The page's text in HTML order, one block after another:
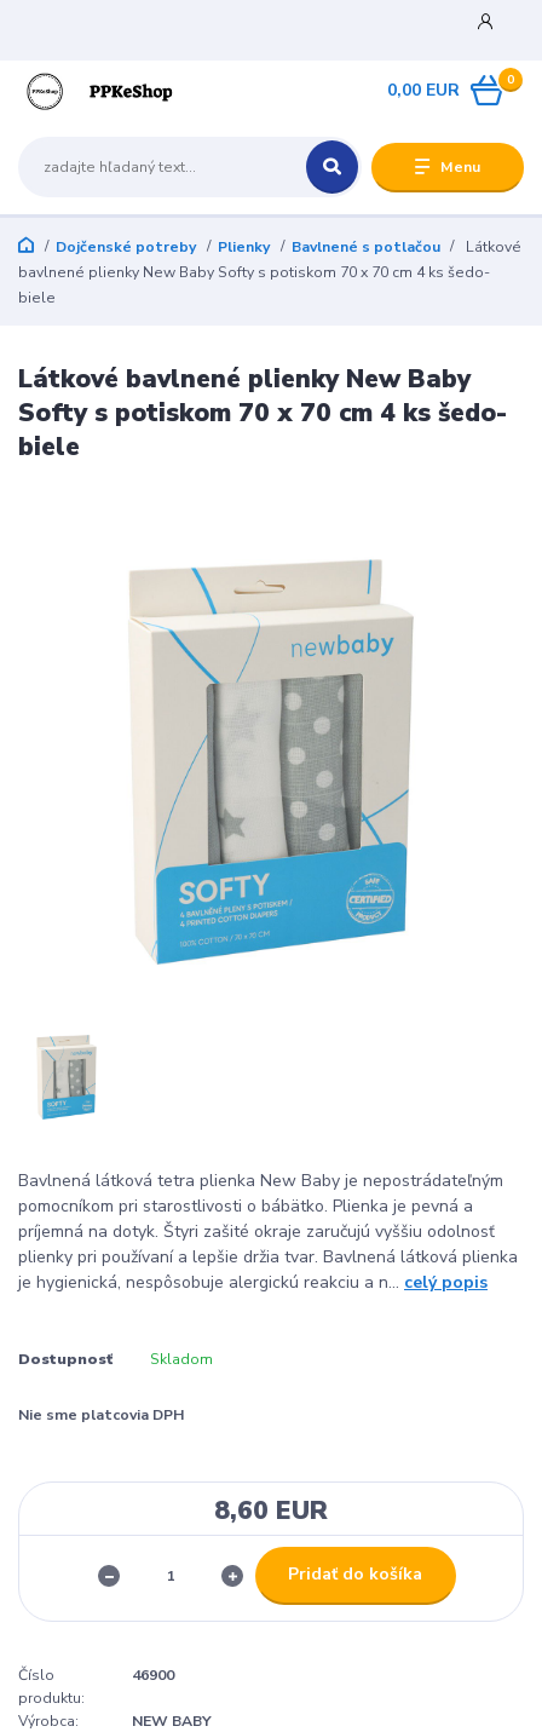
Menu
0
0,00 EUR
Dojčenské potreby Plienky Bavlnené s potlačou
Látkové
bavlnené plienky New Baby Softy s potiskom 70 x 70 cm 4 ks šedo-
biele
Látkové bavlnené plienky New Baby
Softy s potiskom 70 x 70 cm 4 ks šedo-
biele
Bavlnená látková tetra plienka New Baby je nepostrádateľným
pomocníkom pri starostlivosti o bábätko. Plienka je pevná a
príjemná na dotyk. Štyri zašité okraje zaručujú vyššiu odolnosť
plienky pri používaní a lepšie držia tvar. Bavlnená látková plienka
je hygienická, nespôsobuje alergickú reakciu a n... celý popis
Dostupnosť Skladom
Nie sme platcovia DPH
8,60 EUR
Pridať do košíka
Číslo
produktu:
46900
Výrobca:
NEW BABY